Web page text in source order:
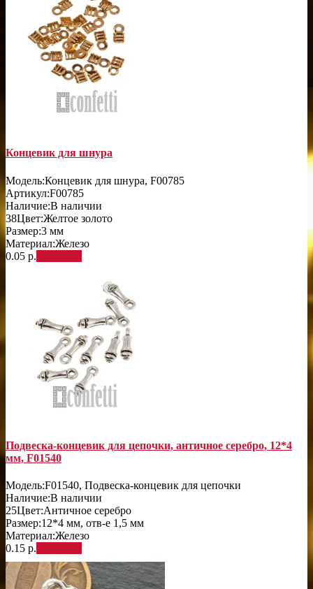
Концевик для шнура
Модель:Концевик для шнура, F00785
Артикул:F00785
Наличие:В наличии
38Цвет:Желтое золото
Размер:3 мм
Материал:Железо
0.05 р.
Подвеска-концевик для цепочки, античное серебро, 12*4
мм, F01540
Модель:F01540, Подвеска-концевик для цепочки
Наличие:В наличии
25Цвет:Античное серебро
Размер:12*4 мм, отв-е 1,5 мм
Материал:Железо
0.15 р.